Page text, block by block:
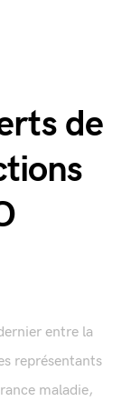
de
entre la
représentants
maladie,